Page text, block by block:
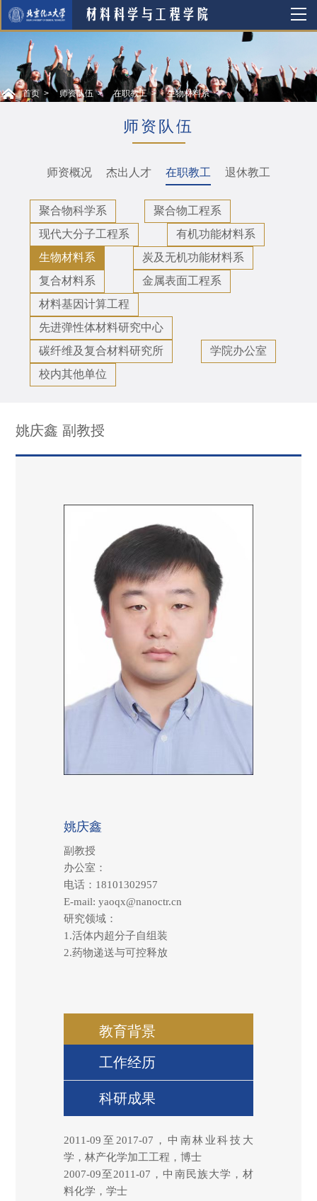
首页 师资队伍 在职教工 生物材料系
师资队伍
师资概况 杰出人才 在职教工 退休教工
聚合物科学系
聚合物工程系
现代大分子工程系
有机功能材料系
生物材料系
炭及无机功能材料系
复合材料系
金属表面工程系
材料基因计算工程
先进弹性体材料研究中心
碳纤维及复合材料研究所
学院办公室
校内其他单位
姚庆鑫 副教授
姚庆鑫
副教授
办公室：
电话： 18101302957
E-mail:yaoqx@nanoctr.cn
研究领域：
1.活体内超分子自组装
2.药物递送与可控释放
教育背景
工作经历
科研成果
2011-09 至 2017-07 ，中南林业科技大
学，林产化学加工工程，博士
2007-09至2011-07 ，中南民族大学，材
料化学，学士